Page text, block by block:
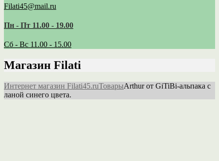
Filati45@mail.ru
Пн - Пт 11.00 - 19.00
Сб - Вс 11.00 - 15.00
Магазин Filati
Интернет магазин Filati45.ruТоварыArthur от GiTiBi-альпака с
ланой синего цвета.